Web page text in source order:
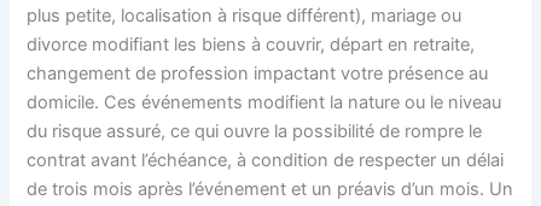
plus petite, localisation à risque différent), mariage ou
divorce modifiant les biens à couvrir, départ en retraite,
changement de profession impactant votre présence au
domicile. Ces événements modifient la nature ou le niveau
du risque assuré, ce qui ouvre la possibilité de rompre le
contrat avant l’échéance, à condition de respecter un délai
de trois mois après l’événement et un préavis d’un mois. Un